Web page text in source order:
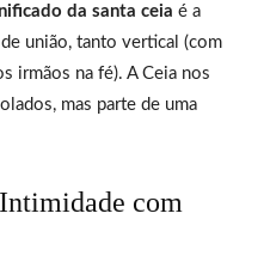
da santa ceia é a
união, tanto vertical (com
irmãos na fé). A Ceia nos
mas parte de uma
com